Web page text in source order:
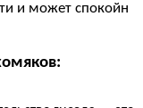
и может спокойн